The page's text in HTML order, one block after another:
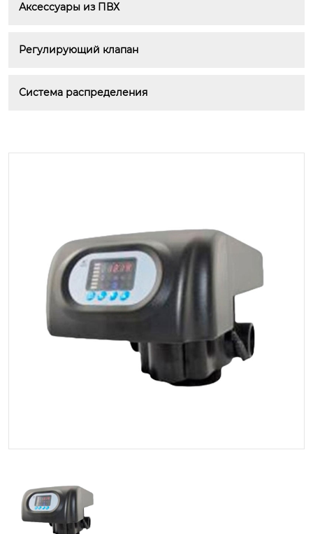
Аксессуары из ПВХ
Регулирующий клапан
Система распределения